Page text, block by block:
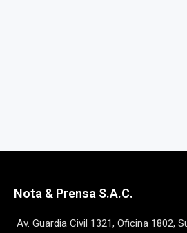
Nota & Prensa S.A.C.
Av. Guardia Civil 1321, Oficina 1802,